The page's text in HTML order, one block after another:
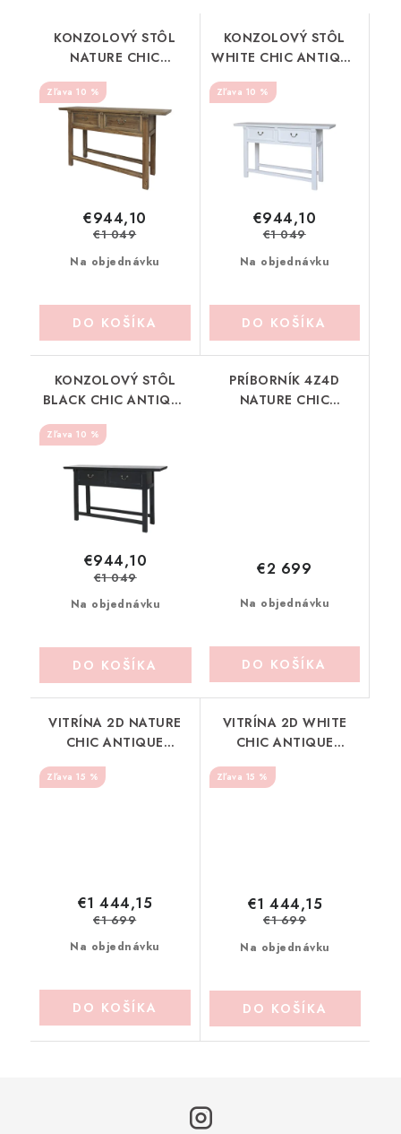
KONZOLOVÝ STÔL
NATURE CHIC
ANTIQUE (40044800)
10 %
Na objednávku
€944,10
€1 049
DO KOŠÍKA
KONZOLOVÝ STÔL
WHITE CHIC ANTIQUE
(40044801)
10 %
Na objednávku
€944,10
€1 049
DO KOŠÍKA
KONZOLOVÝ STÔL
BLACK CHIC ANTIQUE
10 %
Na objednávku
€944,10
€1 049
DO KOŠÍKA
PRÍBORNÍK 4Z4D
NATURE CHIC
Na objednávku
€2 699
DO KOŠÍKA
VITRÍNA 2D NATURE
CHIC ANTIQUE
(40050000)
15 %
Na objednávku
€1 444,15
€1 699
DO KOŠÍKA
VITRÍNA 2D WHITE
CHIC ANTIQUE
(40050001)
15 %
Na objednávku
€1 444,15
€1 699
DO KOŠÍKA